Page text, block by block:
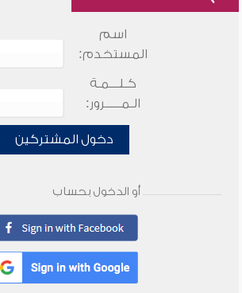
اسم
المستخدم:
كـلـــمـة
الـمـــــرور:
دخول المشتركين
أو الدخول بحساب